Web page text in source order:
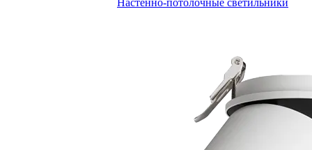
Настенно-потолочные светильники